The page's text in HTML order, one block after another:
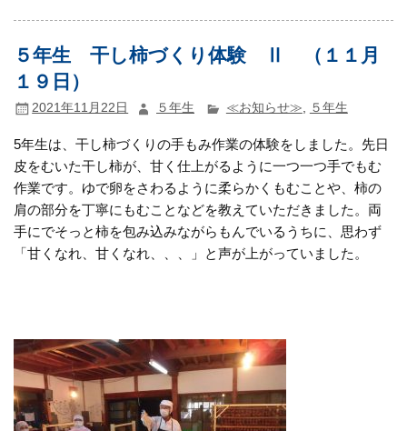
５年生 干し柿づくり体験 Ⅱ （１１月
１９日）
2021年11月22日 ５年生 ≪お知らせ≫, ５年生
5年生は、干し柿づくりの手もみ作業の体験をしました。先日
皮をむいた干し柿が、甘く仕上がるように一つ一つ手でもむ
作業です。ゆで卵をさわるように柔らかくもむことや、柿の
肩の部分を丁寧にもむことなどを教えていただきました。両
手にでそっと柿を包み込みながらもんでいるうちに、思わず
「甘くなれ、甘くなれ、、、」と声が上がっていました。